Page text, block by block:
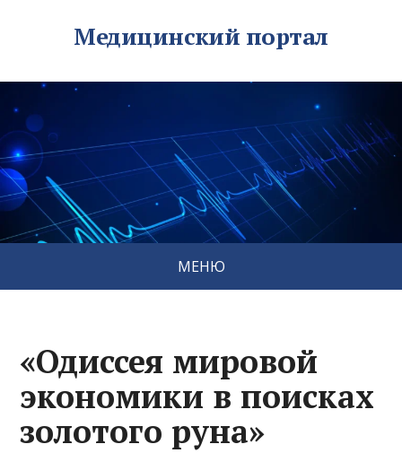
Медицинский портал
МЕНЮ
«Одиссея мировой
экономики в поисках
золотого руна»